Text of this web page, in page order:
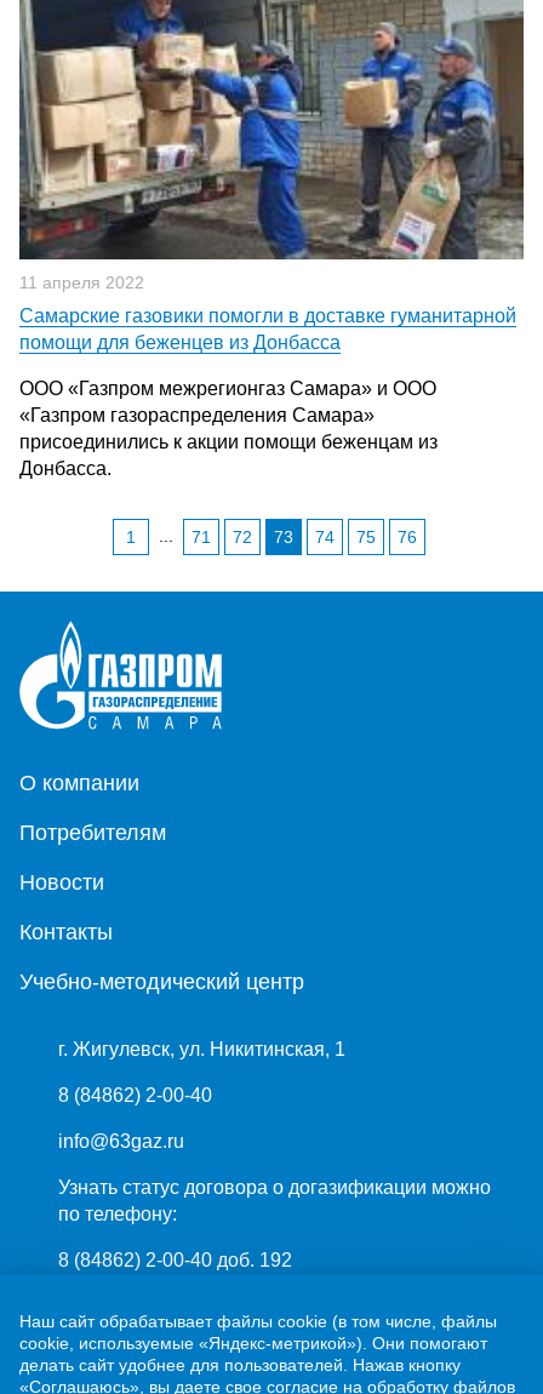
11 апреля 2022
Самарские газовики помогли в доставке гуманитарной
помощи для беженцев из Донбасса
ООО «Газпром межрегионгаз Самара» и ООО
«Газпром газораспределения Самара»
присоединились к акции помощи беженцам из
Донбасса.
1 71 72 73 74 75 76
О компании
Потребителям
Новости
Контакты
Учебно-методический центр
г. Жигулевск, ул. Никитинская, 1
8 (84862) 2-00-40
info@63gaz.ru
Узнать статус договора о догазификации можно
по телефону:
8 (84862) 2-00-40 доб. 192
Наш сайт обрабатывает файлы cookie (в том числе, файлы
cookie, используемые «Яндекс-метрикой»). Они помогают
делать сайт удобнее для пользователей. Нажав кнопку
«Соглашаюсь», вы даете свое согласие на обработку файлов